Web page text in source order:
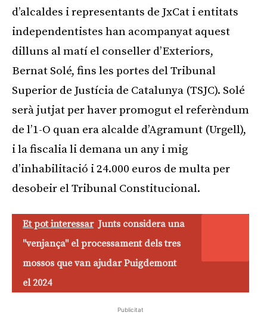
d’alcaldes i representants de JxCat i entitats
independentistes han acompanyat aquest
dilluns al matí el conseller d’Exteriors,
Bernat Solé, fins les portes del Tribunal
Superior de Justícia de Catalunya (TSJC). Solé
serà jutjat per haver promogut el referèndum
de l’1-O quan era alcalde d’Agramunt (Urgell),
i la fiscalia li demana un any i mig
d’inhabilitació i 24.000 euros de multa per
desobeir el Tribunal Constitucional.
Et pot interessar Junts considera una
"venjança" el processament dels tres
mossos que van ajudar Puigdemont
el 2024
Publicitat